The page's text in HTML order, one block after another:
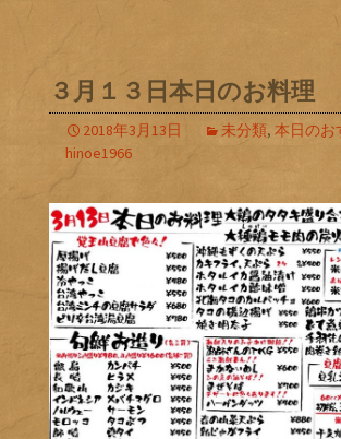
３月１３日本日のお料理
2018年3月13日 未分類, 本日のお
hinoe1966